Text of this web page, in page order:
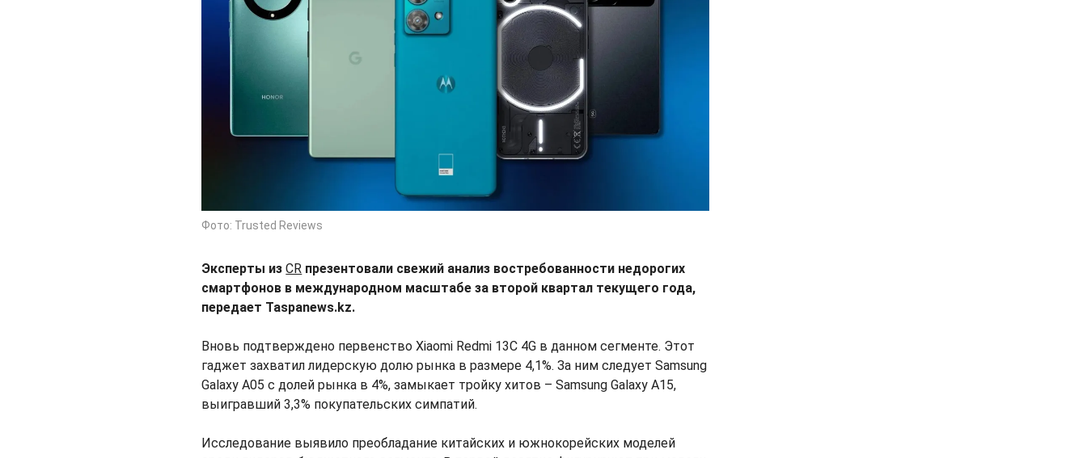
Фото: Trusted Reviews
Эксперты изCR презентовали свежий анализ востребованности недорогих
смартфонов в международном масштабе за второй квартал текущего года,
передает Taspanews.kz.
Вновь подтверждено первенство Xiaomi Redmi 13C 4G в данном сегменте. Этот
гаджет захватил лидерскую долю рынка в размере 4,1%. За ним следует Samsung
Galaxy A05 с долей рынка в 4%, замыкает тройку хитов – Samsung Galaxy A15,
выигравший 3,3% покупательских симпатий.
Исследование выявило преобладание китайских и южнокорейских моделей